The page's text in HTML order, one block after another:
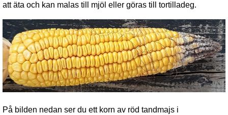
att äta och kan malas till mjöl eller göras till tortilladeg.
På bilden nedan ser du ett korn av röd tandmajs i